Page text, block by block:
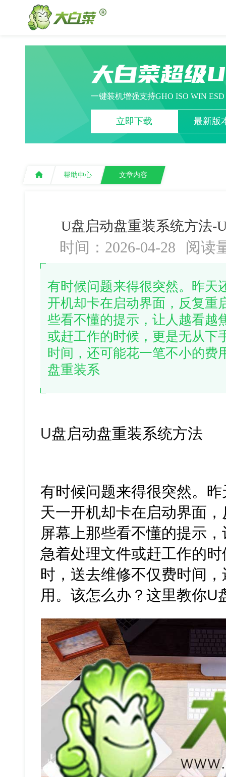
大白菜超级
一键装机增强支持GHO ISO WIN
立即下载 最新版
帮助中心 文章内容
U盘启动盘重装系统方法-
时间：2026-04-28 阅读
有时候问题来得很突然。昨天
开机却卡在启动界面，反复重
些看不懂的提示，让人越看越
或赶工作的时候，更是无从下
时间，还可能花一笔不小的费
盘重装系
U盘启动盘重装系统方法
有时候问题来得很突然。
天一开机却卡在启动界面
屏幕上那些看不懂的提示
急着处理文件或赶工作的
时，送去维修不仅费时间
用。该怎么办？这里教你U